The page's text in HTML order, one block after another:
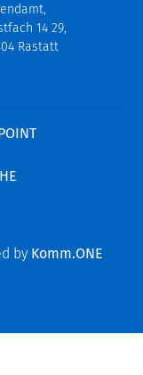
14 29,
Rastatt
by Komm.ONE